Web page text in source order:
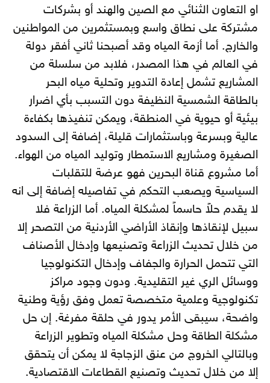
او التعاون الثنائي مع الصين والهند أو بشركات
مشتركة على نطاق واسع وبمستثمرين من المواطنين
والخارج. أما أزمة المياه وقد أصبحنا ثاني أفقر دولة
في العالم في هذا المصدر، فلابد من سلسلة من
المشاريع تشمل إعادة التدوير وتحلية مياه البحر
بالطاقة الشمسية النظيفة دون التسبب بأي اضرار
بيئية أو حيوية في المنطقة، ويمكن تنفيذها بكفاءة
عالية وبسرعة وباستثمارات قليلة، إضافة إلى السدود
الصغيرة ومشاريع الاستمطار وتوليد المياه من الهواء.
أما مشروع قناة البحرين فهو عرضة للتقلبات
السياسية ويصعب التحكم في تفاصيله إضافة إلى انه
لا يقدم حلاً حاسماً لمشكلة المياه. أما الزراعة فلا
سبيل لإنقاذها وإنقاذ الأراضي الأردنية من التصحر إلا
من خلال تحديث الزراعة وتصنيعها وإدخال الأصناف
التي تتحمل الحرارة والجفاف وإدخال التكنولوجيا
ووسائل الري غير التقليدية. ودون وجود مراكز
تكنولوجية وعلمية متخصصة تعمل وفق رؤية وطنية
واضحة، سيبقى الأمر يدور في حلقة مفرغة. إن حل
مشكلة الطاقة وحل مشكلة المياه وتطوير الزراعة
وبالتالي الخروج من عنق الزجاجة لا يمكن أن يتحقق
إلا من خلال تحديث وتصنيع القطاعات الاقتصادية.